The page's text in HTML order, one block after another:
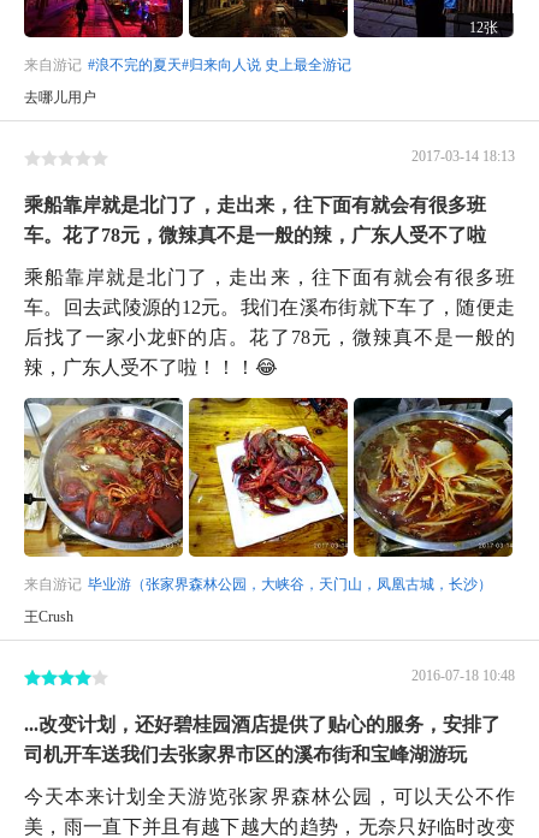
12张
来自游记 #浪不完的夏天#归来向人说 史上最全游记
去哪儿用户
2017-03-14 18:13
乘船靠岸就是北门了，走出来，往下面有就会有很多班
车。花了78元，微辣真不是一般的辣，广东人受不了啦
乘船靠岸就是北门了，走出来，往下面有就会有很多班
车。回去武陵源的12元。我们在溪布街就下车了，随便走
后找了一家小龙虾的店。花了78元，微辣真不是一般的
辣，广东人受不了啦！！！😂
来自游记 毕业游（张家界森林公园，大峡谷，天门山，凤凰古城，长沙）
王Crush
2016-07-18 10:48
...改变计划，还好碧桂园酒店提供了贴心的服务，安排了
司机开车送我们去张家界市区的溪布街和宝峰湖游玩
今天本来计划全天游览张家界森林公园，可以天公不作
美，雨一直下并且有越下越大的趋势，无奈只好临时改变